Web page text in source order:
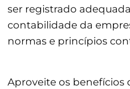
ser registrado
contabilidade da
normas e princípios
Aproveite os